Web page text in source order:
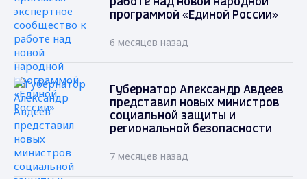
работе над новой народной
программой «Единой России»
6 месяцев назад
Губернатор Александр Авдеев
представил новых министров
социальной защиты и
региональной безопасности
7 месяцев назад